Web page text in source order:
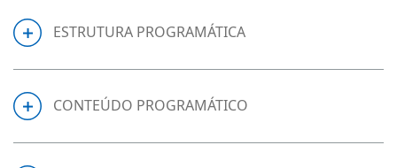
ESTRUTURA PROGRAMÁTICA
CONTEÚDO PROGRAMÁTICO